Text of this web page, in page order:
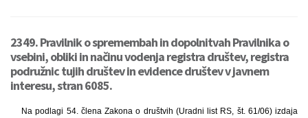
2349. Pravilnik o spremembah in dopolnitvah Pravilnika o
vsebini, obliki in načinu vodenja registra društev, registra
podružnic tujih društev in evidence društev v javnem
interesu, stran 6085.
Na podlagi 54. člena Zakona o društvih (Uradni list RS, št. 61/06) izdaja